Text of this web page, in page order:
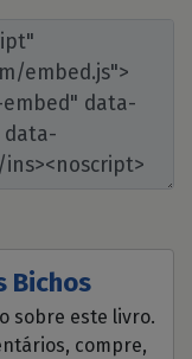
Bichos
sobre este livro.
compre,